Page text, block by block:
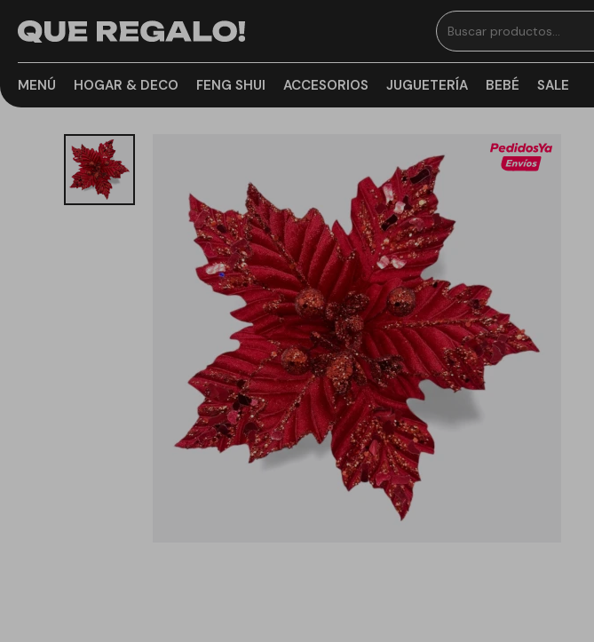
MENÚ HOGAR & DECO FENG SHUI ACCESORIOS JUGUETERÍA BEBÉ SALE